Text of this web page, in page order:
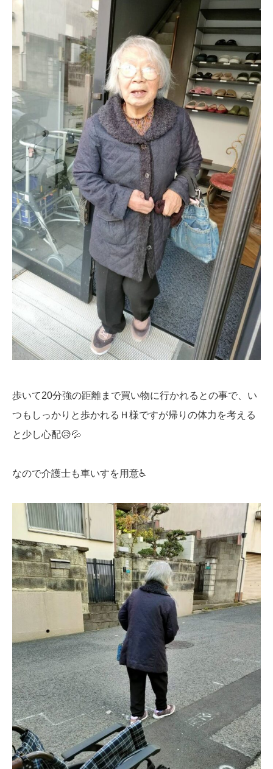
歩いて20分強の距離まで買い物に行かれるとの事で、い
つもしっかりと歩かれるＨ様ですが帰りの体力を考える
と少し心配😥💦
なので介護士も車いすを用意♿